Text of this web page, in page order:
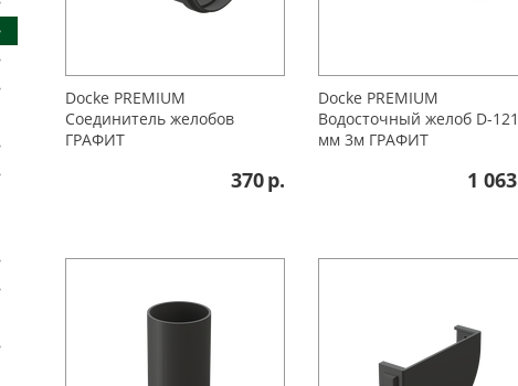
Docke PREMIUМ
Соединитель желобов
ГРАФИТ
370р.
Docke PREMIUM
Водосточный желоб D-121
мм 3м ГРАФИТ
1 063